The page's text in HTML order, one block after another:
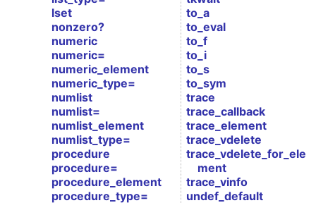
lset
nonzero?
numeric
numeric=
numeric_element
numeric_type=
numlist
numlist=
numlist_element
numlist_type=
procedure
procedure=
procedure_element
procedure_type=
to_a
to_eval
to_f
to_i
to_s
to_sym
trace
trace_callback
trace_element
trace_vdelete
trace_vdelete_for_ele
ment
trace_vinfo
undef_default